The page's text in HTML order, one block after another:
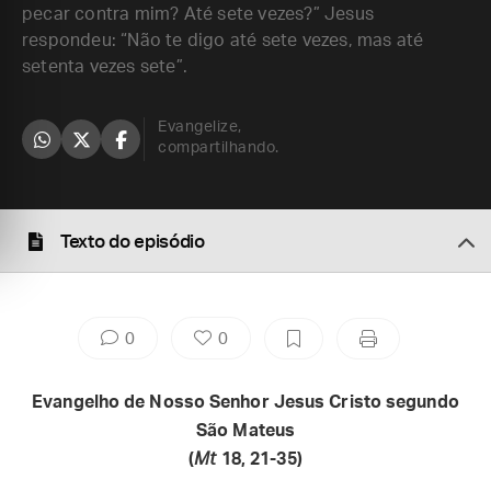
pecar contra mim? Até sete vezes?” Jesus
respondeu: “Não te digo até sete vezes, mas até
setenta vezes sete”.
Evangelize,
compartilhando.
Texto do episódio
0 0
Evangelho de Nosso Senhor Jesus Cristo segundo
São Mateus
(Mt 18, 21-35)